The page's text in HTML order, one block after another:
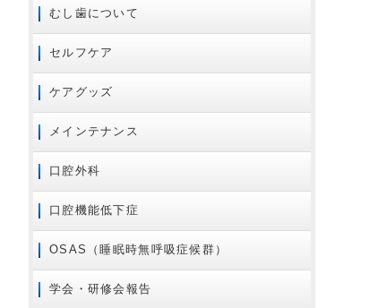
2020年01月
2019年10月
2019年09月
2019年08月
2019年07月
2019年06月
2019年05月
2019年04月
2019年03月
2018年12月
2018年11月
2018年10月
むし歯について
セルフケア
ケアグッズ
メインテナンス
口腔外科
口腔機能低下症
OSAS（睡眠時無呼吸症候群）
学会・研修会報告